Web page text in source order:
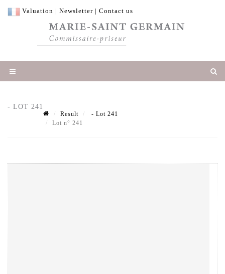
Valuation | Newsletter | Contact us
- LOT 241
Result
- Lot 241
Lot n° 241